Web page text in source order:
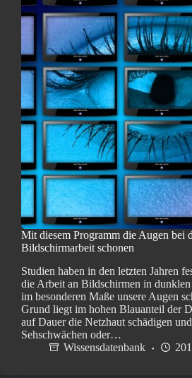
Mit diesem Programm die Augen bei
Bildschirmarbeit schonen
Studien haben in den letzten Jahren
die Arbeit an Bildschirmen in
im besonderen Maße unsere Augen
Grund liegt im hohen Blauanteil der
auf Dauer die Netzhaut schädigen
Sehschwächen oder…
Wissensdatenbank